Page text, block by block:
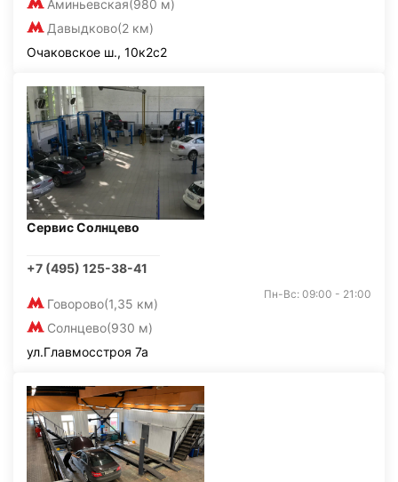
Аминьевская(980 м)
Давыдково(2 км)
Очаковское ш., 10к2с2
Сервис Солнцево
+7 (495) 125-38-41
Говорово(1,35 км)
Солнцево(930 м)
Пн-Вс: 09:00 - 21:00
ул.Главмосстроя 7а